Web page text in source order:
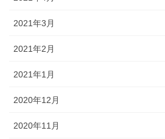
2021年3月
2021年2月
2021年1月
2020年12月
2020年11月